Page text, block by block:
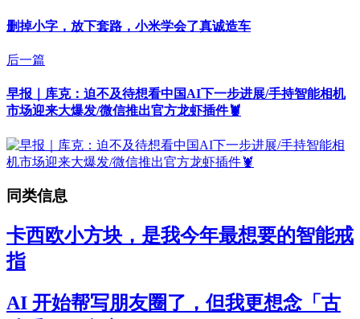
删掉小字，放下套路，小米学会了真诚造车
后一篇
早报｜库克：迫不及待想看中国AI下一步进展/手持智能相机
市场迎来大爆发/微信推出官方龙虾插件🦞
同类信息
卡西欧小方块，是我今年最想要的智能戒
指
AI 开始帮写朋友圈了，但我更想念「古